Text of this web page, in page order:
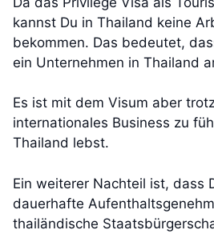
kannst Du in Thailand keine
bekommen. Das bedeutet,
ein Unternehmen in Thailand
Es ist mit dem Visum aber
internationales Business zu
Thailand lebst.
Ein weiterer Nachteil ist, dass
dauerhafte
thailändische